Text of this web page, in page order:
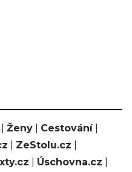
Ženy Cestování|
ZeStolu.cz
Úschovna.cz